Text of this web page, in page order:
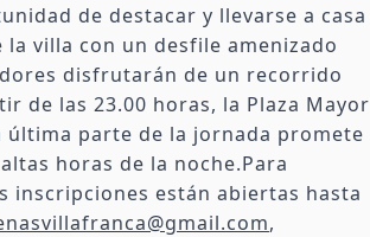
de destacar y llevarse a casa
villa con un desfile amenizado
disfrutarán de un recorrido
de las 23.00 horas, la Plaza Mayor
última parte de la jornada promete
horas de la noche.Para
inscripciones están abiertas hasta
,